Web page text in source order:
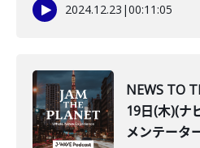
2024.12.23 |00:11:05
NEWS TO
19日(木)(ナ
メンテータ